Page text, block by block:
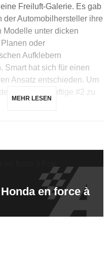
Freiluft-Galerie. Es gab
der Automobilhersteller ihre
Modelle unter dicken
oder
Aufklebern
Smart hat sich für einen
Ansatz entschieden. Um
auf die zukünftige #2 zu
MEHR LESEN
en force à